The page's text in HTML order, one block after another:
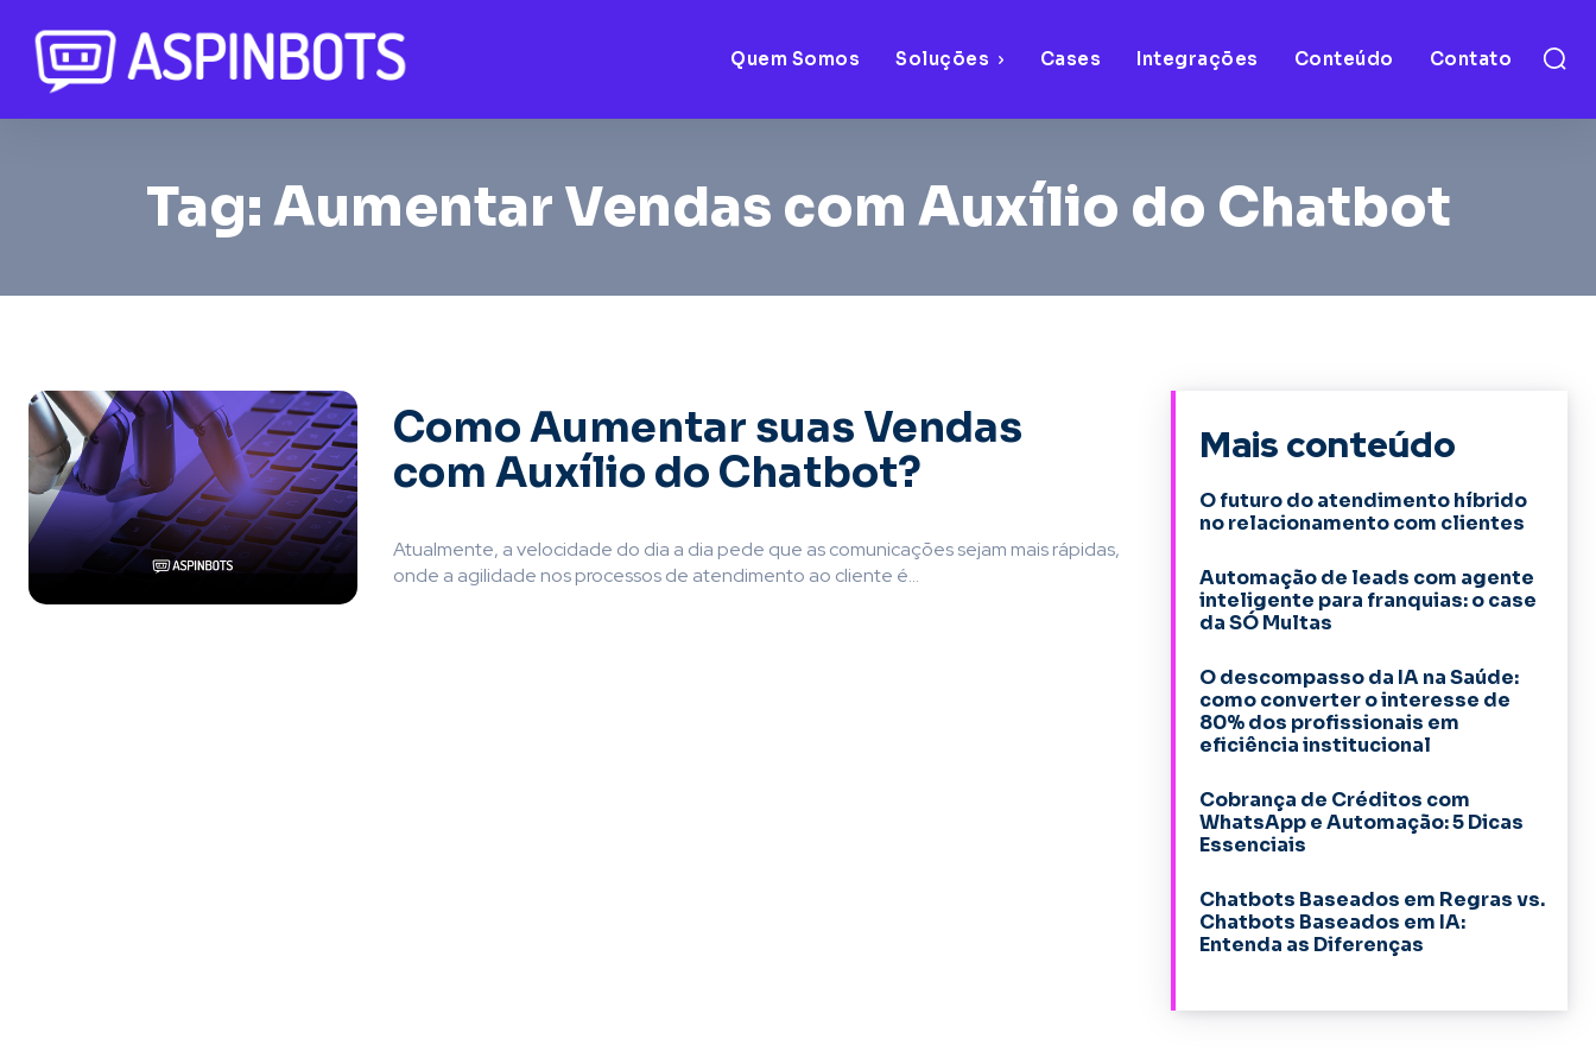
Quem Somos Soluções Cases Integrações Conteúdo Contato
Tag:Aumentar Vendas com Auxílio do Chatbot
Como Aumentar suas Vendas
com Auxílio do Chatbot?
Atualmente, a velocidade do dia a dia pede que as comunicações sejam mais rápidas,
onde a agilidade nos processos de atendimento ao cliente é...
Mais conteúdo
O futuro do atendimento híbrido
no relacionamento com clientes
Automação de leads com agente
inteligente para franquias: o case
da SÓ Multas
O descompasso da IA na Saúde:
como converter o interesse de
80% dos profissionais em
eficiência institucional
Cobrança de Créditos com
WhatsApp e Automação: 5 Dicas
Essenciais
Chatbots Baseados em Regras vs.
Chatbots Baseados em IA:
Entenda as Diferenças